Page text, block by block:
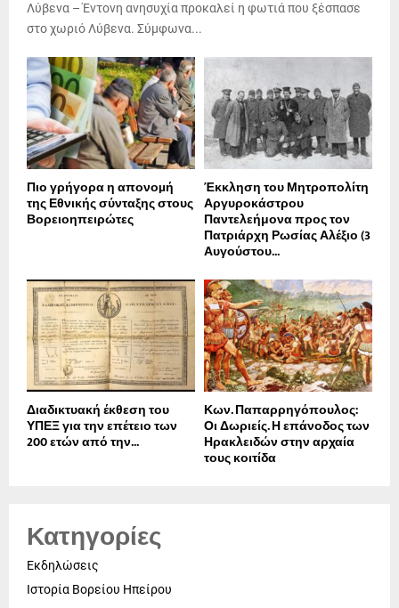
Λύβενα – Έντονη ανησυχία προκαλεί η φωτιά που ξέσπασε
στο χωριό Λύβενα. Σύμφωνα...
Πιο γρήγορα η απονοµή
της Εθνικής σύνταξης στους
Βορειοηπειρώτες
Έκκληση του Μητροπολίτη
Αργυροκάστρου
Παντελεήμονα προς τον
Πατριάρχη Ρωσίας Αλέξιο (3
Αυγούστου...
Διαδικτυακή έκθεση του
ΥΠΕΞ για την επέτειο των
200 ετών από την...
Κων. Παπαρρηγόπουλος:
Οι Δωριείς. Η επάνοδος των
Ηρακλειδών στην αρχαία
τους κοιτίδα
Κατηγορίες
Εκδηλώσεις
Ιστορία Βορείου Ηπείρου